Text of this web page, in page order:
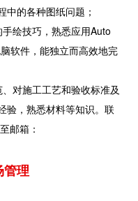
中的各种图纸问题；
绘技巧，熟悉应用Auto
软件，能独立而高效地完
对施工工艺和验收标准及
验，熟悉材料等知识。联
邮箱：
管理